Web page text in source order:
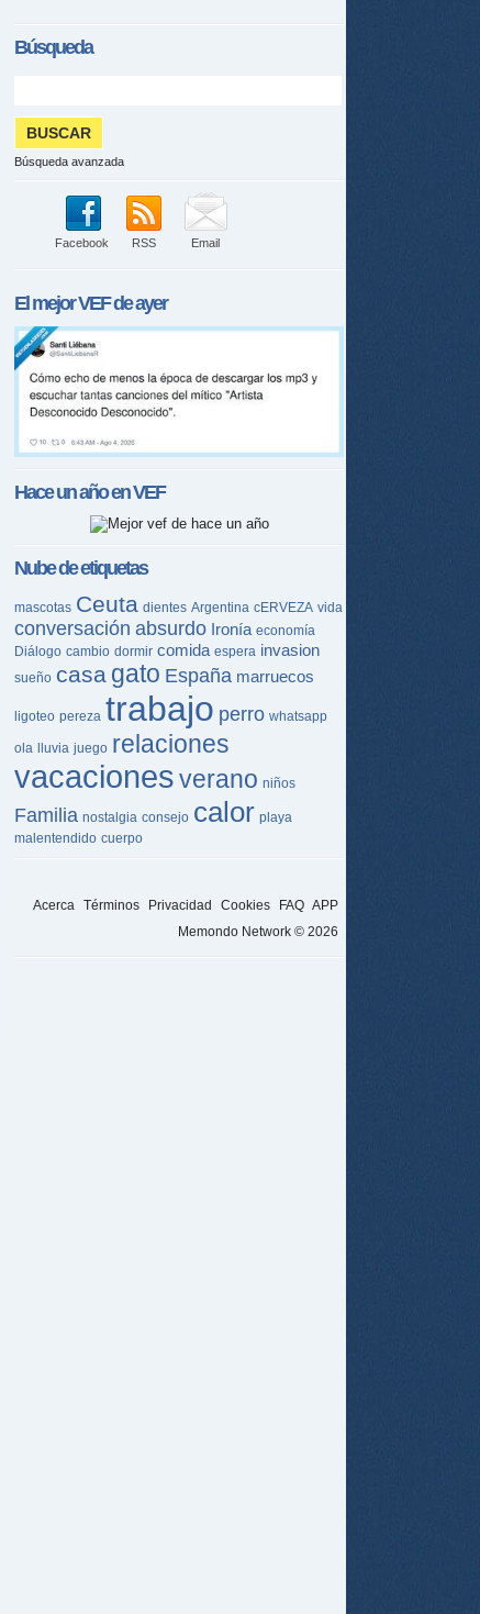
Búsqueda
Búsqueda avanzada
Facebook RSS Email
El mejorVEFde ayer
Hace un año enVEF
Nube de etiquetas
mascotas Ceuta dientes Argentina cERVEZA vida
conversación absurdo Ironía economía
Diálogo cambio dormir comida espera invasion
sueño casa gato España marruecos
ligoteo pereza trabajo perro whatsapp
ola lluvia juego relaciones
vacacionesverano niños
Familia nostalgia consejo calor playa
malentendido cuerpo
Acerca Términos Privacidad Cookies FAQ APP
Memondo Network © 2026